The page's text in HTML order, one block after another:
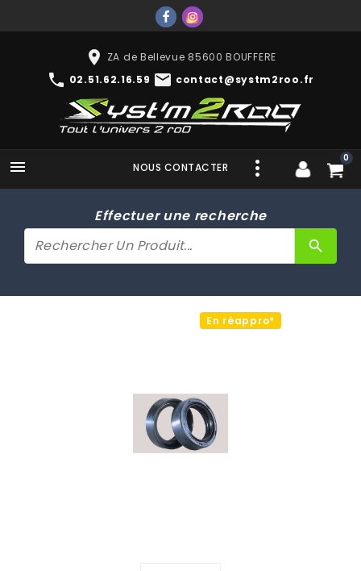
place ZA de Bellevue 85600 BOUFFERE
phone 02.51.62.16.59 mail contact@systm2roo.fr
 0
NOUS CONTACTER
Effectuer une recherche
search
En réappro*